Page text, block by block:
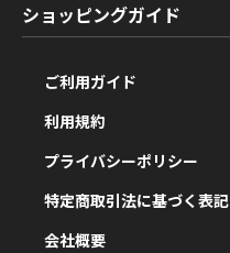
ショッピングガイド
ご利用ガイド
利用規約
プライバシーポリシー
特定商取引法に基づく表記
会社概要